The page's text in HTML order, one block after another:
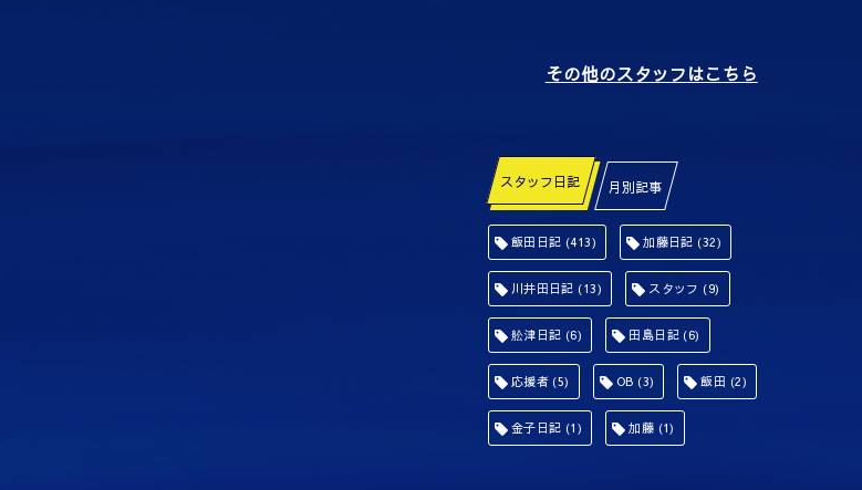
その他のスタッフはこちら
スタッフ日記 月別記事
飯田日記 (413) 加藤日記 (32)
川井田日記 (13) スタッフ (9)
舩津日記 (6) 田島日記(6)
応援者 (5) OB (3) 飯田 (2)
金子日記 (1) 加藤 (1)